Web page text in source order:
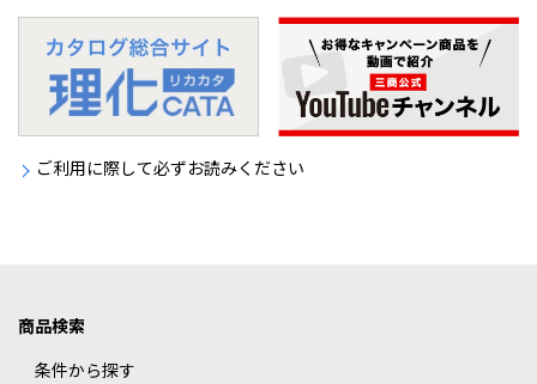
ご利用に際して必ずお読みください
商品検索
条件から探す